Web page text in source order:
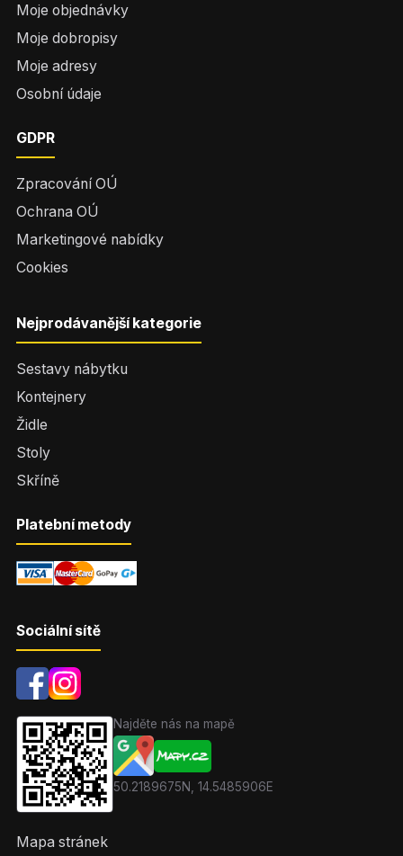
Moje objednávky
Moje dobropisy
Moje adresy
Osobní údaje
GDPR
Zpracování OÚ
Ochrana OÚ
Marketingové nabídky
Cookies
Nejprodávanější kategorie
Sestavy nábytku
Kontejnery
Židle
Stoly
Skříně
Platební metody
Sociální sítě
Najděte nás na mapě
50.2189675N, 14.5485906E
Mapa stránek